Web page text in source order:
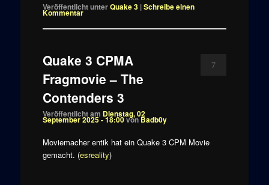
Veröffentlicht unterQuake 3 |Schreibe einen
Kommentar
Quake 3 CPMA
Fragmovie – The
Contenders 3
Veröffentlicht am Dienstag, 02
September 2025 - 18:00vonBadb0y
7
Moviemacher entik hat ein Quake 3 CPM Movie
gemacht. (esreality)